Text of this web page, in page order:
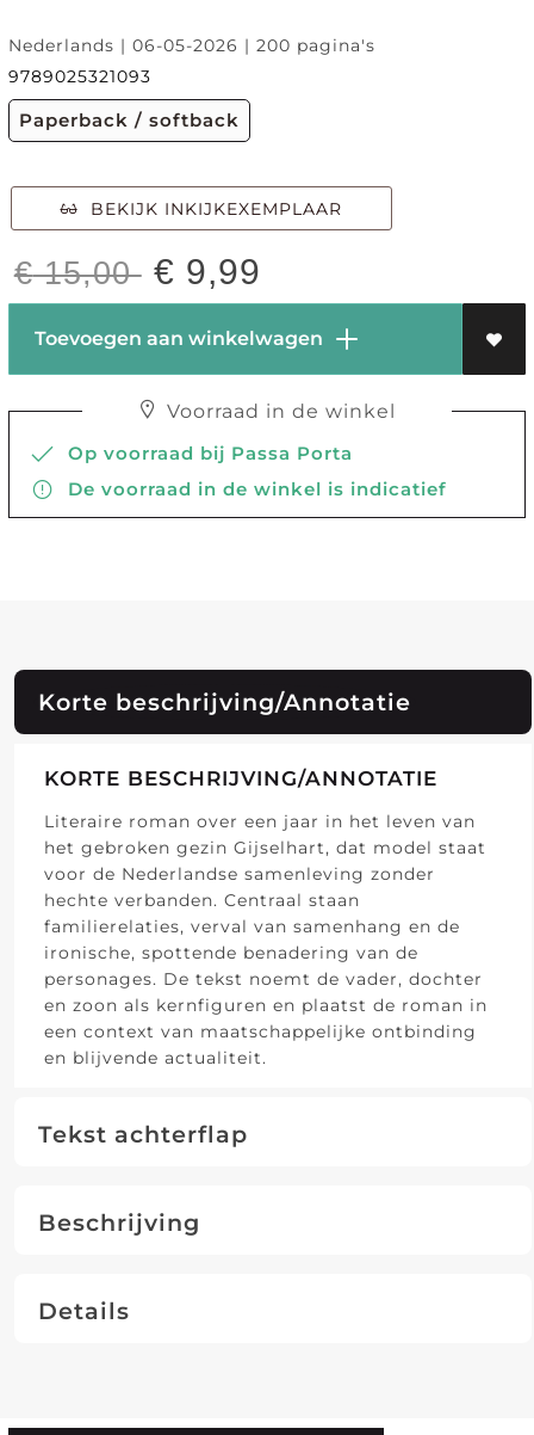
Nederlands | 06-05-2026 | 200 pagina's
9789025321093
Paperback / softback
BEKIJK INKIJKEXEMPLAAR
€15,00 € 9,99
Toevoegen aan winkelwagen
Voorraad in de winkel
Op voorraad bij Passa Porta
De voorraad in de winkel is indicatief
Korte beschrijving/Annotatie
KORTE BESCHRIJVING/ANNOTATIE
Literaire roman over een jaar in het leven van
het gebroken gezin Gijselhart, dat model staat
voor de Nederlandse samenleving zonder
hechte verbanden. Centraal staan
familierelaties, verval van samenhang en de
ironische, spottende benadering van de
personages. De tekst noemt de vader, dochter
en zoon als kernfiguren en plaatst de roman in
een context van maatschappelijke ontbinding
en blijvende actualiteit.
Tekst achterflap
Beschrijving
Details